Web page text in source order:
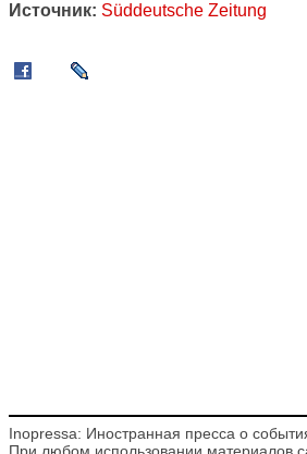
Источник: Süddeutsche Zeitung
Inopressa: Иностранная пресса о